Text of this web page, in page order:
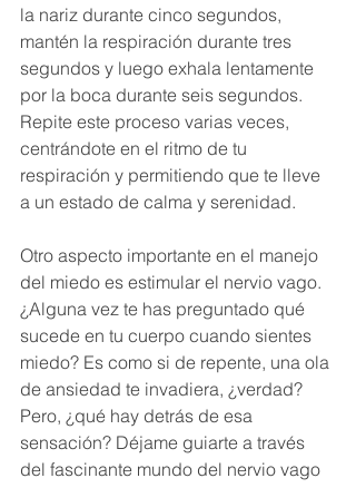
la nariz durante cinco segundos,
mantén la respiración durante tres
segundos y luego exhala lentamente
por la boca durante seis segundos.
Repite este proceso varias veces,
centrándote en el ritmo de tu
respiración y permitiendo que te lleve
a un estado de calma y serenidad.
Otro aspecto importante en el manejo
del miedo es estimular el nervio vago.
¿Alguna vez te has preguntado qué
sucede en tu cuerpo cuando sientes
miedo? Es como si de repente, una ola
de ansiedad te invadiera, ¿verdad?
Pero, ¿qué hay detrás de esa
sensación? Déjame guiarte a través
del fascinante mundo del nervio vago